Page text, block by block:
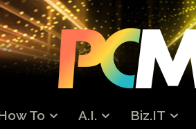
To A.I. Biz.IT